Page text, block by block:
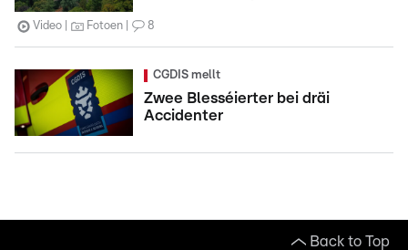
Video Fotoen 8
CGDIS mellt
Zwee Blesséierter bei dräi
Accidenter
Back to Top